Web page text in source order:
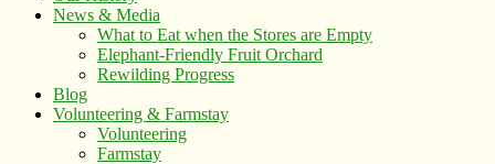
News & Media
What to Eat when the Stores are Empty
Elephant-Friendly Fruit Orchard
Rewilding Progress
Blog
Volunteering & Farmstay
Volunteering
Farmstay